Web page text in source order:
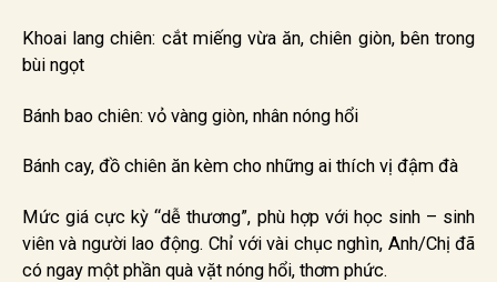
Khoai lang chiên: cắt miếng vừa ăn, chiên giòn, bên trong
bùi ngọt
Bánh bao chiên: vỏ vàng giòn, nhân nóng hổi
Bánh cay, đồ chiên ăn kèm cho những ai thích vị đậm đà
Mức giá cực kỳ “dễ thương”, phù hợp với học sinh – sinh
viên và người lao động. Chỉ với vài chục nghìn, Anh/Chị đã
có ngay một phần quà vặt nóng hổi, thơm phức.